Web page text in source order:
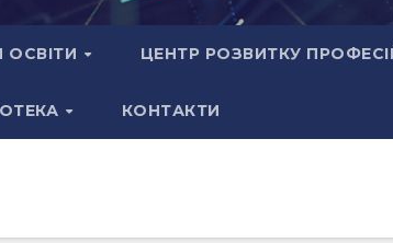
ЦЕНТР РОЗВИТКУ
КОНТАКТИ